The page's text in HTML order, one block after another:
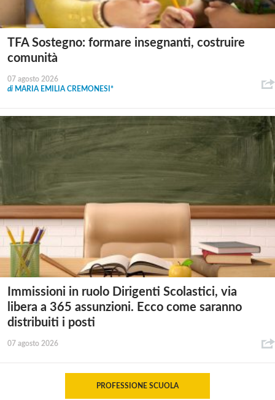
TFA Sostegno: formare insegnanti, costruire
comunità
07 agosto 2026
di MARIA EMILIA CREMONESI*
Immissioni in ruolo Dirigenti Scolastici, via
libera a 365 assunzioni. Ecco come saranno
distribuiti i posti
07 agosto 2026
PROFESSIONE SCUOLA